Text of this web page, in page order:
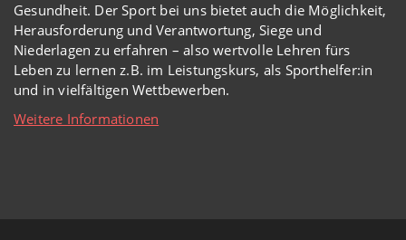
Gesundheit. Der Sport bei uns bietet auch die Möglichkeit,
Herausforderung und Verantwortung, Siege und
Niederlagen zu erfahren – also wertvolle Lehren fürs
Leben zu lernen z.B. im Leistungskurs, als Sporthelfer:in
und in vielfältigen Wettbewerben.
Weitere Informationen